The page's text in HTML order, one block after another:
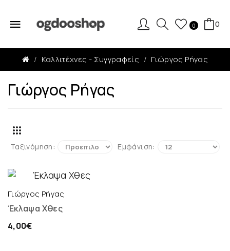
0 0
Καλλιτέχνες - Συγγραφείς Γιώργος Ρήγας
Γιώργος Ρήγας
Ταξινόμηση: Εμφάνιση:
Γιώργος Ρήγας
Έκλαψα Χθες
4,00€